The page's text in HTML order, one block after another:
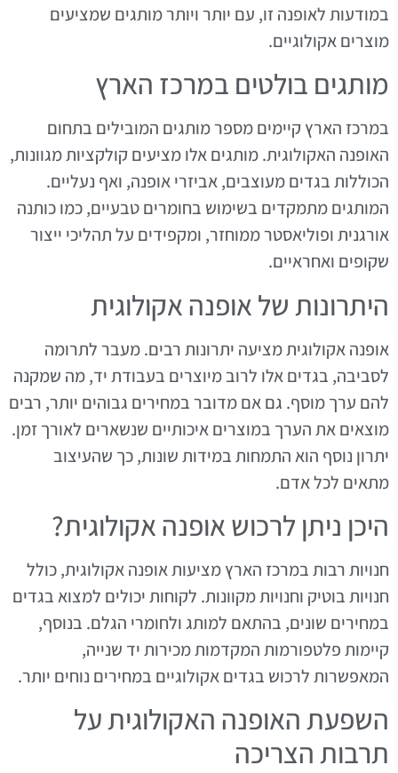
במודעות לאופנה זו, עם יותר ויותר מותגים שמציעים
מוצרים אקולוגיים.
מותגים בולטים במרכז הארץ
במרכז הארץ קיימים מספר מותגים המובילים בתחום
האופנה האקולוגית. מותגים אלו מציעים קולקציות מגוונות,
הכוללות בגדים מעוצבים, אביזרי אופנה, ואף נעליים.
המותגים מתמקדים בשימוש בחומרים טבעיים, כמו כותנה
אורגנית ופוליאסטר ממוחזר, ומקפידים על תהליכי ייצור
שקופים ואחראיים.
היתרונות של אופנה אקולוגית
אופנה אקולוגית מציעה יתרונות רבים. מעבר לתרומה
לסביבה, בגדים אלו לרוב מיוצרים בעבודת יד, מה שמקנה
להם ערך מוסף. גם אם מדובר במחירים גבוהים יותר, רבים
מוצאים את הערך במוצרים איכותיים שנשארים לאורך זמן.
יתרון נוסף הוא התמחות במידות שונות, כך שהעיצוב
מתאים לכל אדם.
היכן ניתן לרכוש אופנה אקולוגית?
חנויות רבות במרכז הארץ מציעות אופנה אקולוגית, כולל
חנויות בוטיק וחנויות מקוונות. לקוחות יכולים למצוא בגדים
במחירים שונים, בהתאם למותג ולחומרי הגלם. בנוסף,
קיימות פלטפורמות המקדמות מכירות יד שנייה,
המאפשרות לרכוש בגדים אקולוגיים במחירים נוחים יותר.
השפעת האופנה האקולוגית על
תרבות הצריכה